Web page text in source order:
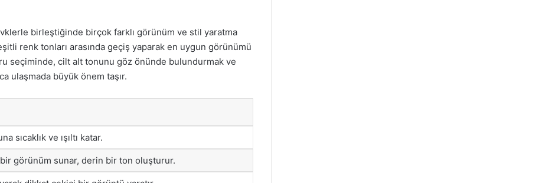
birleştiğinde birçok farklı görünüm ve stil yaratma
renk tonları arasında geçiş yaparak en uygun görünümü
seçiminde, cilt alt tonunu göz önünde bulundurmak ve
ulaşmada büyük önem taşır.
sıcaklık ve ışıltı katar.
görünüm sunar, derin bir ton oluşturur.